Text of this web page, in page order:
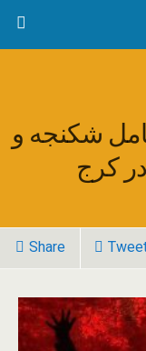
شکنجه و
Share